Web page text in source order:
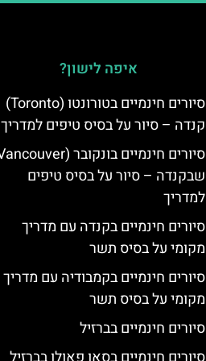
איפה לישון?
סיורים חינמיים בטורונטו (Toronto)
קנדה – סיור על בסיס טיפים למדריך
שבקנדה – סיור על בסיס טיפים
למדריך
סיורים חינמיים בקנדה עם מדריך
מקומי על בסיס תשר
סיורים חינמיים בקמבודיה עם מדריך
מקומי על בסיס תשר
סיורים חינמיים בברזיל